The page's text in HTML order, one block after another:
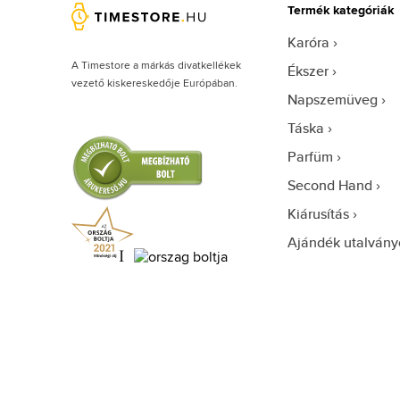
Cluse (206)
Daniel Klein (625)
Daniel Wellington (469)
Diesel (555)
DKNY (130)
Dolce & Gabbana (1)
Dsquared2 (5)
Elysee (1)
A Timestore a márkás divatkellékek
vezető kiskereskedője Európában.
Termék kategóriák
Karóra
Ékszer
Napszemüveg
Táska
Parfüm
Second Hand
Kiárusítás
Ajándék